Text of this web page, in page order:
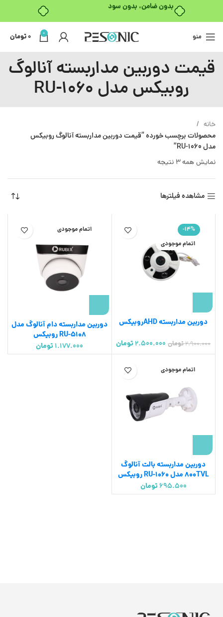
بدون ضامن، بدون سود
منو 0
0تومان
قیمت دوربین مداربسته آنالوگ
روبیکس مدل RU-1060
خانه
محصولات برچسب خورده “قیمت دوربین مداربسته آنالوگ روبیکس
مدل RU-1060”
نمایش همه 3 نتیجه
مشاهده فیلترها
-14%
اتمام موجودی
دوربین مداربسته AHDروبیکس
2.900.000تومان 2.500.000تومان
اتمام موجودی
دوربین مداربسته دام آنالوگ مدل
RU-5108 روبیکس
1.177.000تومان
اتمام موجودی
دوربین مداربسته بالت آنالوگ
800TVL مدل RU-1060 روبیکس
695.500تومان